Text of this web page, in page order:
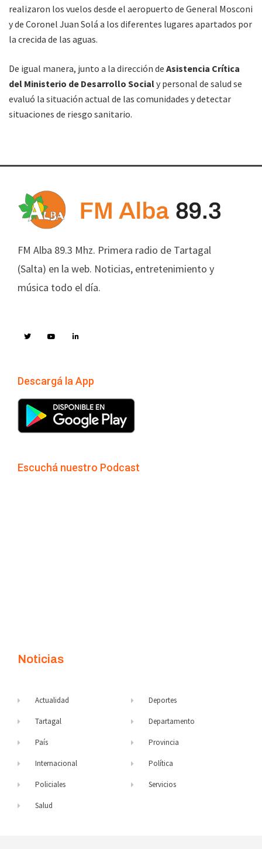
realizaron los vuelos desde el aeropuerto de General Mosconi
y de Coronel Juan Solá a los diferentes lugares apartados por
la crecida de las aguas.
De igual manera, junto a la dirección de Asistencia Crítica
del Ministerio de Desarrollo Socialy personal de salud se
evaluó la situación actual de las comunidades y detectar
situaciones de riesgo sanitario.
FM Alba 89.3 Mhz. Primera radio de Tartagal
(Salta) en la web. Noticias, entretenimiento y
música todo el día.
Descargá la App
Escuchá nuestro Podcast
Noticias
Actualidad
Tartagal
País
Internacional
Policiales
Salud
Deportes
Departamento
Provincia
Política
Servicios